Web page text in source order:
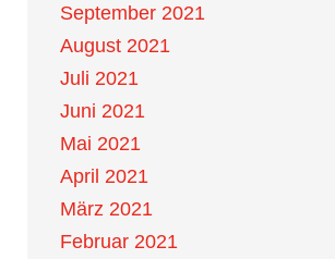
September 2021
August 2021
Juli 2021
Juni 2021
Mai 2021
April 2021
März 2021
Februar 2021